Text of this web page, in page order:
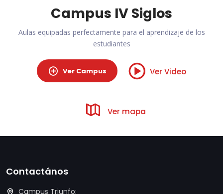
Campus IV Siglos
Aulas equipadas perfectamente para el aprendizaje de los
estudiantes
Ver Campus Ver Video
Ver mapa
Contactános
Campus Triunfo: